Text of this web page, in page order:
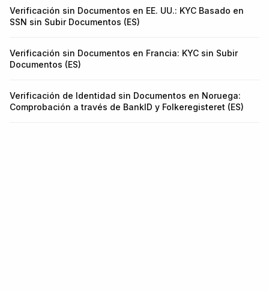
Verificación sin Documentos en EE. UU.: KYC Basado en
SSN sin Subir Documentos (ES)
Verificación sin Documentos en Francia: KYC sin Subir
Documentos (ES)
Verificación de Identidad sin Documentos en Noruega:
Comprobación a través de BankID y Folkeregisteret (ES)